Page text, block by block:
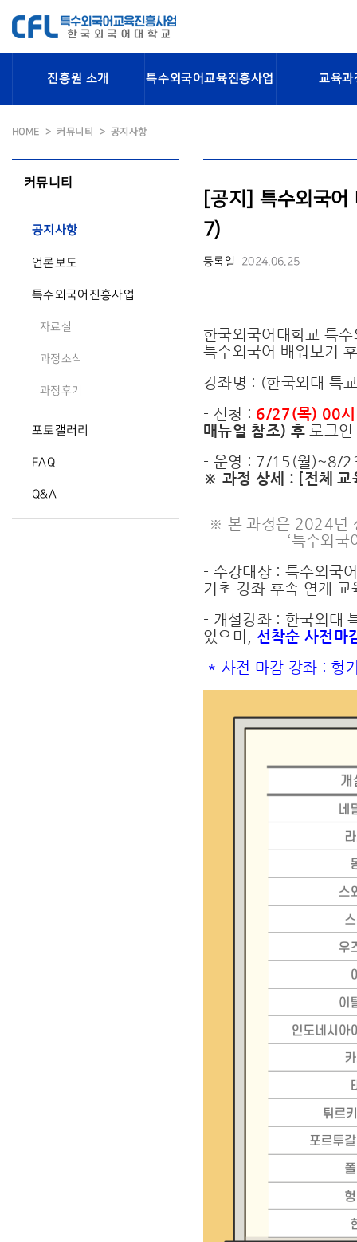
진흥원 소개 특수외국어교육진흥사업 교육과
HOME 커뮤니티 공지사항
커뮤니티
공지사항
언론보도
특수외국어진흥사업
자료실
과정소식
과정후기
포토갤러리
FAQ
Q&A
[공지] 특수외국
7)
등록일 2024.06.25
한국외국어대학교 특
특수외국어 배워보기
강좌명 : (한국외대 특
- 신청 : 6/27(목) 00시
매뉴얼 참조) 후로그인
- 운영 : 7/15(월)~8/
※ 과정 상세 : [전체
※ 본 과정은 2024년
‘특수외
- 수강대상 : 특수외국
기초 강좌 후속 연계
- 개설강좌 : 한국외대
있으며, 선착순 사전마
* 사전 마감 강좌 : 헝